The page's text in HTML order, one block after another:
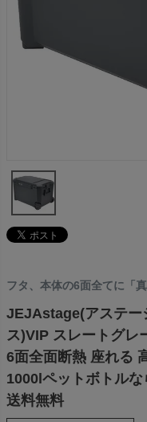
フタ、本体の6面全てに「
JEJAstage(アステー
ス)VIP スレートグレ
6面全面断熱 座れる
1000lペットボトルな
送料無料